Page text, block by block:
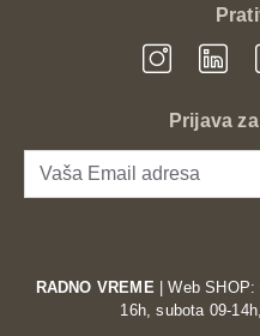
od
na
poseduju
Prijava
RADNO VREME| Web SHOP:
16h, subota 09-